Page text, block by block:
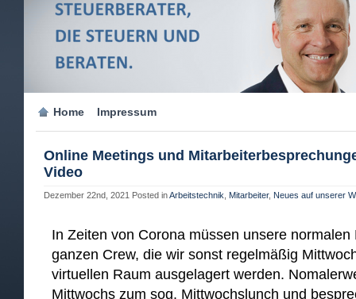
Home Impressum
Online Meetings und
Video
Dezember 22nd, 2021 Posted inArbeitstechnik Mitarbeiter, Neues auf unserer
In Zeiten von Corona müssen unsere
ganzen Crew, die wir sonst regelmäßig
virtuellen Raum ausgelagert werden.
Mittwochs zum sog. Mittwochslunch und